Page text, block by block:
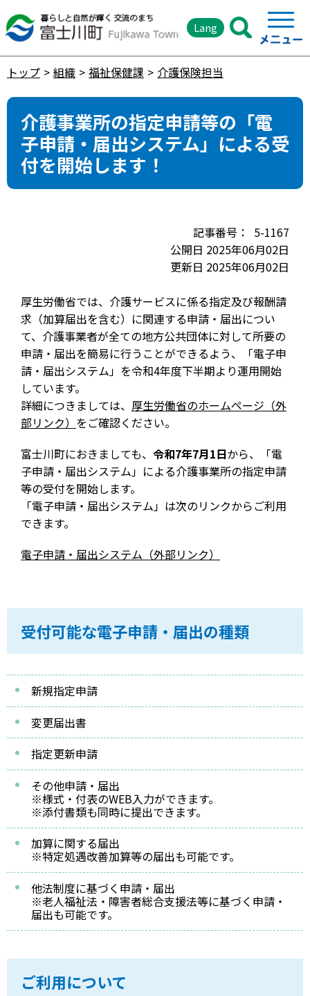
Lang
トップ 組織 福祉保健課 介護保険担当
介護事業所の指定申請等の「電
子申請・届出システム」による受
付を開始します！
5-1167
公開日 2025年06月02日
更新日 2025年06月02日
厚生労働省では、介護サービスに係る指定及び報酬請
求（加算届出を含む）に関連する申請・届出につい
て、介護事業者が全ての地方公共団体に対して所要の
申請・届出を簡易に行うことができるよう、「電子申
請・届出システム」を令和4年度下半期より運用開始
しています。
詳細につきましては、 厚生労働省のホームページ（外
部リンク） をご確認ください。
富士川町におきましても、 令和7年7月1日から、「電
子申請・届出システム」による介護事業所の指定申請
等の受付を開始します。
「電子申請・届出システム」は次のリンクからご利用
できます。
電子申請・届出システム（外部リンク）
受付可能な電子申請・届出の種類
新規指定申請
変更届出書
指定更新申請
その他申請・届出
※様式・付表のWEB入力ができます。
※添付書類も同時に提出できます。
加算に関する届出
※特定処遇改善加算等の届出も可能です。
他法制度に基づく申請・届出
※老人福祉法・障害者総合支援法等に基づく申請・
届出も可能です。
ご利用について